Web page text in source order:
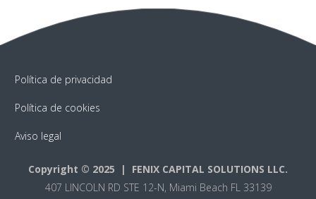
Política de privacidad
Política de cookies
Aviso legal
Copyright © 2025 | FENIX CAPITAL SOLUTIONS LLC.
407 LINCOLN RD STE 12-N, Miami Beach FL 33139